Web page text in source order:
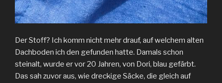
Der Stoff? Ich komm nicht mehr drauf, auf welchem alten
Dachboden ich den gefunden hatte. Damals schon
steinalt, wurde er vor 20 Jahren, von Dori, blau gefärbt.
Das sah zuvor aus, wie dreckige Säcke, die gleich auf